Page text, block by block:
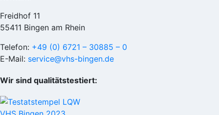
Freidhof 11
55411 Bingen am Rhein
Telefon: +49 (0) 6721 – 30885 – 0
E-Mail: service@vhs-bingen.de
Wir sind qualitätstestiert: